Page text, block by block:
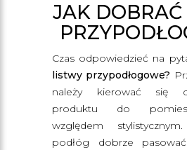
JAK
Czas odpowiedzieć na
listwy przypodłogowe?
należy kierować się
produktu do
względem
podłóg dobrze